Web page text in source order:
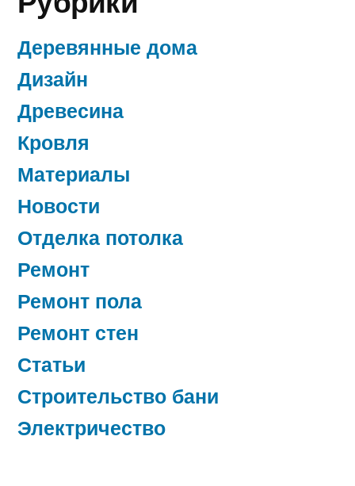
Деревянные дома
Дизайн
Древесина
Кровля
Материалы
Новости
Отделка потолка
Ремонт
Ремонт пола
Ремонт стен
Статьи
Строительство бани
Электричество